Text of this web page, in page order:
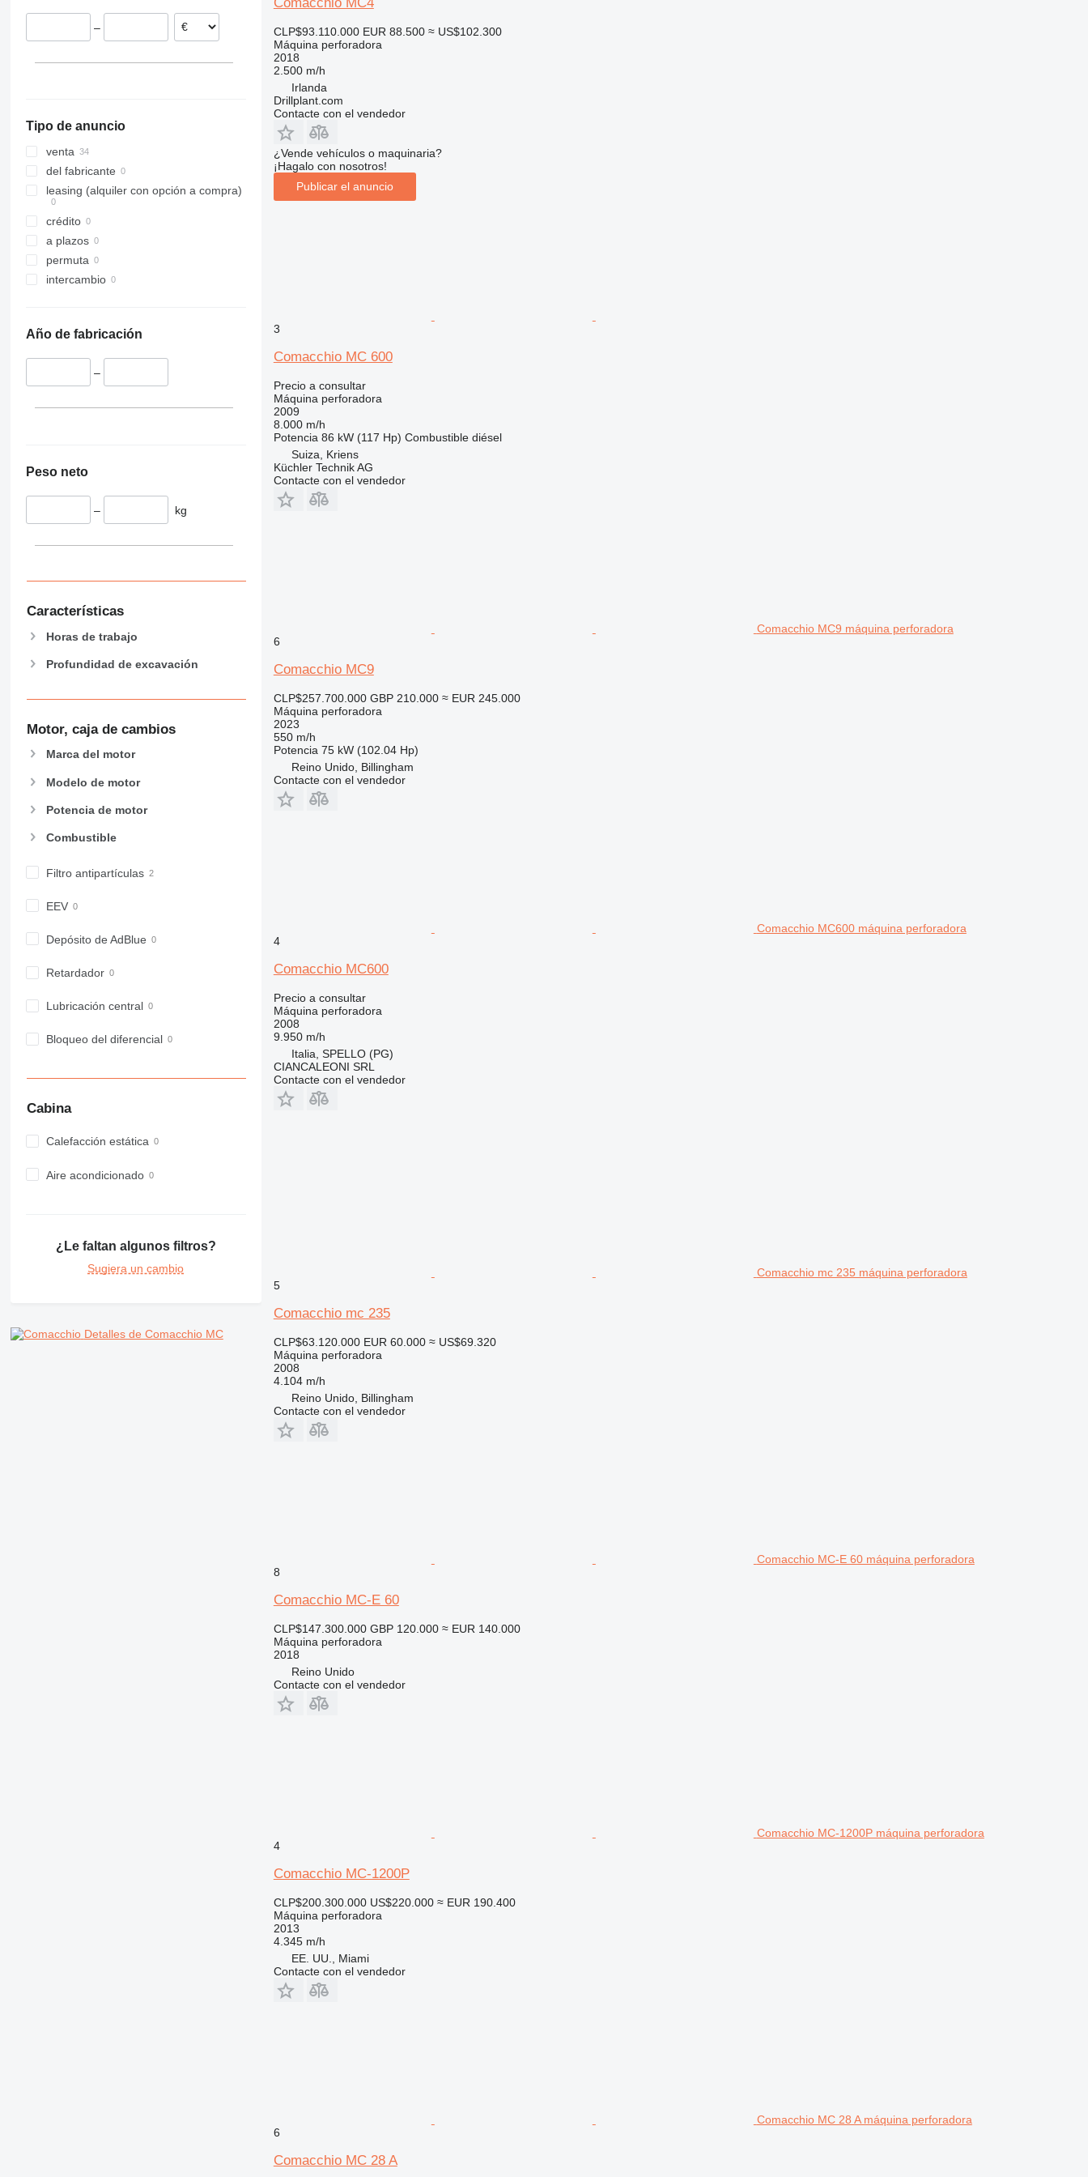
Suecia
Finlandia
–
Tipo de anuncio
venta
del fabricante
leasing (alquiler con opción a compra)
crédito
a plazos
permuta
intercambio
Año de fabricación
–
Peso neto
– kg
Características
Horas de trabajo
Profundidad de excavación
Motor, caja de cambios
Marca del motor
Modelo de motor
Potencia de motor
Combustible
Filtro antipartículas
EEV
Depósito de AdBlue
Retardador
Lubricación central
Bloqueo del diferencial
Cabina
Calefacción estática
Aire acondicionado
¿Le faltan algunos filtros?
Sugiera un cambio
Detalles de Comacchio MC
CLP$93.110.000 EUR 88.500 ≈ US$102.300
Máquina perforadora
2018
2.500 m/h
Irlanda
Drillplant.com
Contacte con el vendedor
¿Vende vehículos o maquinaria?
¡Hagalo con nosotros!
Publicar el anuncio
3
Comacchio MC 600
Precio a consultar
Máquina perforadora
2009
8.000 m/h
Potencia 86 kW (117 Hp) Combustible diésel
Suiza, Kriens
Küchler Technik AG
Contacte con el vendedor
Comacchio MC9 máquina perforadora
6
Comacchio MC9
CLP$257.700.000 GBP 210.000 ≈ EUR 245.000
Máquina perforadora
2023
550 m/h
Potencia 75 kW (102.04 Hp)
Reino Unido, Billingham
Contacte con el vendedor
Comacchio MC600 máquina perforadora
4
Comacchio MC600
Precio a consultar
Máquina perforadora
2008
9.950 m/h
Italia, SPELLO (PG)
CIANCALEONI SRL
Contacte con el vendedor
Comacchio mc 235 máquina perforadora
5
Comacchio mc 235
CLP$63.120.000 EUR 60.000 ≈ US$69.320
Máquina perforadora
2008
4.104 m/h
Reino Unido, Billingham
Contacte con el vendedor
Comacchio MC-E 60 máquina perforadora
8
Comacchio MC-E 60
CLP$147.300.000 GBP 120.000 ≈ EUR 140.000
Máquina perforadora
2018
Reino Unido
Contacte con el vendedor
Comacchio MC-1200P máquina perforadora
4
Comacchio MC-1200P
CLP$200.300.000 US$220.000 ≈ EUR 190.400
Máquina perforadora
2013
4.345 m/h
EE. UU., Miami
Contacte con el vendedor
Comacchio MC 28 A máquina perforadora
6
Comacchio MC 28 A